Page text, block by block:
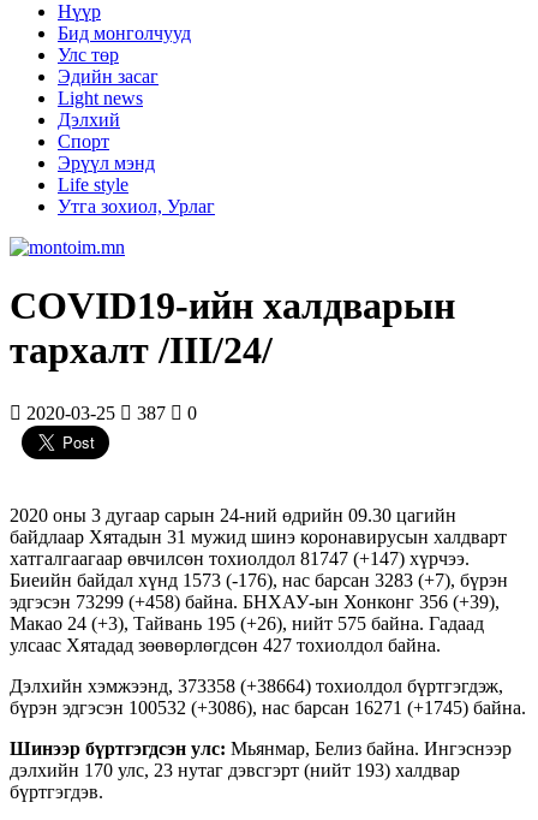
Нүүр
Бид монголчууд
Улс төр
Эдийн засаг
Light news
Дэлхий
Спорт
Эрүүл мэнд
Life style
Утга зохиол, Урлаг
COVID19-ийн халдварын
тархалт /III/24/
2020-03-25 387 0
2020 оны 3 дугаар сарын 24-ний өдрийн 09.30 цагийн
байдлаар Хятадын 31 мужид шинэ коронавирусын халдварт
хатгалгаагаар өвчилсөн тохиолдол 81747 (+147) хүрчээ.
Биеийн байдал хүнд 1573 (-176), нас барсан 3283 (+7), бүрэн
эдгэсэн 73299 (+458) байна. БНХАУ-ын Хонконг 356 (+39),
Макао 24 (+3), Тайвань 195 (+26), нийт 575 байна. Гадаад
улсаас Хятадад зөөвөрлөгдсөн 427 тохиолдол байна.
Дэлхийн хэмжээнд, 373358 (+38664) тохиолдол бүртгэгдэж,
бүрэн эдгэсэн 100532 (+3086), нас барсан 16271 (+1745) байна.
Шинээр бүртгэгдсэн улс: Мьянмар, Белиз байна. Ингэснээр
дэлхийн 170 улс, 23 нутаг дэвсгэрт (нийт 193) халдвар
бүртгэгдэв.